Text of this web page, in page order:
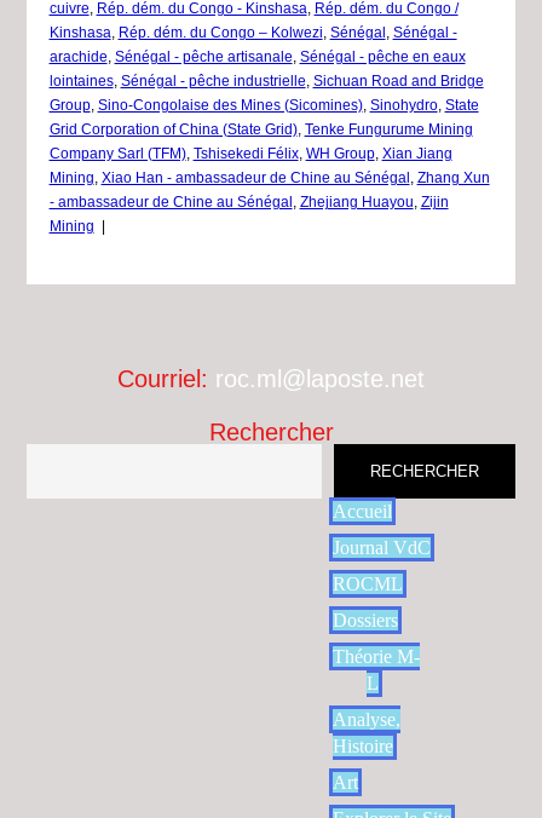
cuivre
Rép. dém. du Congo - Kinshasa
Rép. dém. du Congo /
Kinshasa
Rép. dém. du Congo – Kolwezi Sénégal
Sénégal -
arachide Sénégal - pêche artisanale Sénégal - pêche en eaux
lointaines, Sénégal - pêche industrielle Sichuan Road and Bridge
Group, Sino-Congolaise des Mines (Sicomines), Sinohydro, State
Grid Corporation of China (State Grid), Tenke Fungurume Mining
Company Sarl (TFM), Tshisekedi Félix, WH Group, Xian Jiang
Mining Xiao Han - ambassadeur de Chine au Sénégal
Zhang Xun
- ambassadeur de Chine au Sénégal
Zhejiang Huayou Zijin
Mining
Courriel: roc.ml@laposte.net
Rechercher
RECHERCHER
Accueil
Journal VdC
ROCML
Dossiers
Théorie M-
L
Analyse,
Histoire
Art